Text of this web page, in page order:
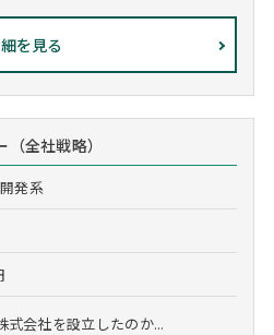
を見る
全社戦略）
発系
会社を設立したのか...